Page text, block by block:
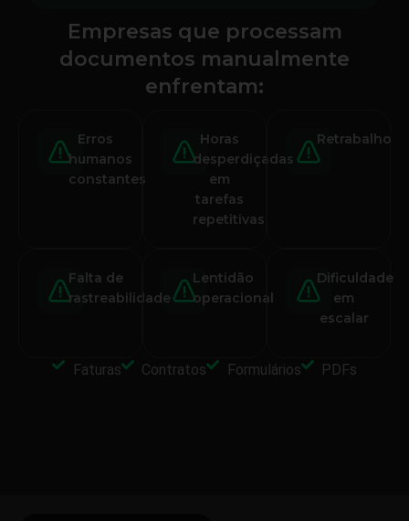
Empresas que processam
documentos manualmente
enfrentam:
Erros
humanos
constantes
Horas
desperdiçadas
em
tarefas
repetitivas
Retrabalho
Falta de
rastreabilidade
Lentidão
operacional
Dificuldade
em
escalar
Faturas Contratos Formulários PDFs